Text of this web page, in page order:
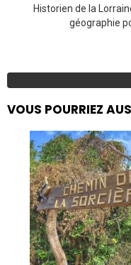
Historien de la
géographie
VOUS POURRIEZ